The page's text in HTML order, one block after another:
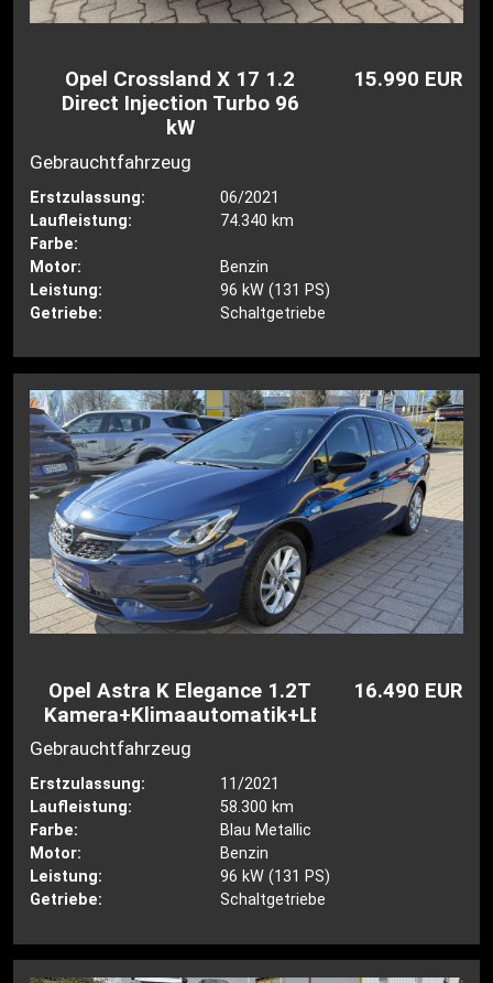
Opel Crossland X 17 1.2
Direct Injection Turbo 96
kW
15.990 EUR
Gebrauchtfahrzeug
Erstzulassung:
06/2021
Laufleistung:
74.340 km
Farbe:
Motor:
Benzin
Leistung:
96 kW (131 PS)
Getriebe:
Schaltgetriebe
Opel Astra K Elegance 1.2T
Kamera+Klimaautomatik+LED
16.490 EUR
Gebrauchtfahrzeug
Erstzulassung:
11/2021
Laufleistung:
58.300 km
Farbe:
Blau Metallic
Motor:
Benzin
Leistung:
96 kW (131 PS)
Getriebe:
Schaltgetriebe